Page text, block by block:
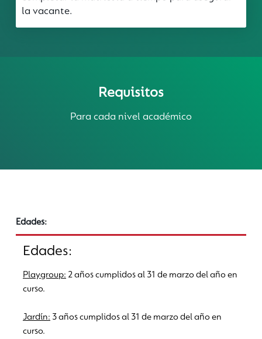
la vacante.
Requisitos
Para cada nivel académico
Edades:
Edades:
Playgroup: 2 años cumplidos al 31 de marzo del año en
curso.
Jardín: 3 años cumplidos al 31 de marzo del año en
curso.